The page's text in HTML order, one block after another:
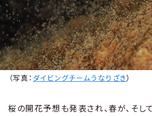
（写真： ダイビングチームうなりざき）
桜の開花予想も発表され、春が、そし